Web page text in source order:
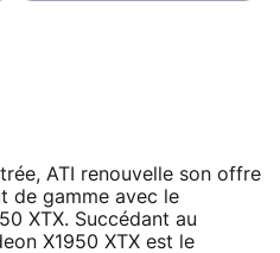
ATI renouvelle son offre
de gamme avec le
XTX. Succédant au
X1950 XTX est le